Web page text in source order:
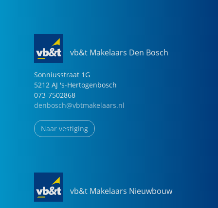
vb&t Makelaars Den Bosch
Sonniusstraat 1G
5212 AJ 's-Hertogenbosch
073-7502868
denbosch@vbtmakelaars.nl
Naar vestiging
vb&t Makelaars Nieuwbouw